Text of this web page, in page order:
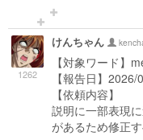
1262
けんちゃん
【対象ワード】
【報告日】2026/
【依頼内容】
説明に一部表現
があるため修正す